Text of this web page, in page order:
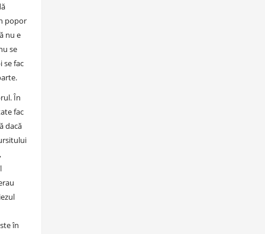
popor
nu e
se
se fac
În
fac
dacă
în